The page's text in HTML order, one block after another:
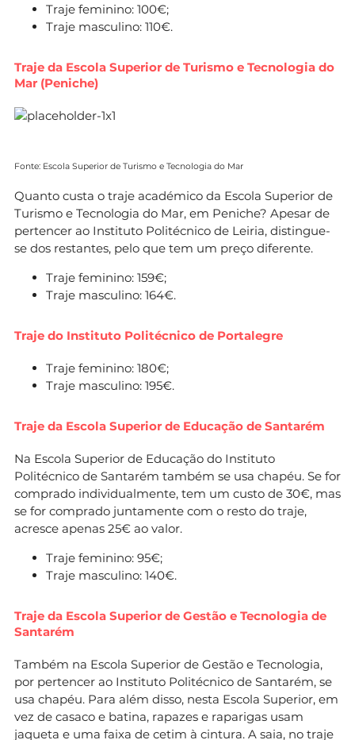
Traje feminino: 100€;
Traje masculino: 110€.
Traje da Escola Superior de Turismo e Tecnologia do
Mar (Peniche)
Fonte: Escola Superior de Turismo e Tecnologia do Mar
Quanto custa o traje académico da Escola Superior de
Turismo e Tecnologia do Mar, em Peniche? Apesar de
pertencer ao Instituto Politécnico de Leiria, distingue-
se dos restantes, pelo que tem um preço diferente.
Traje feminino: 159€;
Traje masculino: 164€.
Traje do Instituto Politécnico de Portalegre
Traje feminino: 180€;
Traje masculino: 195€.
Traje da Escola Superior de Educação de Santarém
Na Escola Superior de Educação do Instituto
Politécnico de Santarém também se usa chapéu. Se for
comprado individualmente, tem um custo de 30€, mas
se for comprado juntamente com o resto do traje,
acresce apenas 25€ ao valor.
Traje feminino: 95€;
Traje masculino: 140€.
Traje da Escola Superior de Gestão e Tecnologia de
Santarém
Também na Escola Superior de Gestão e Tecnologia,
por pertencer ao Instituto Politécnico de Santarém, se
usa chapéu. Para além disso, nesta Escola Superior, em
vez de casaco e batina, rapazes e raparigas usam
jaqueta e uma faixa de cetim à cintura. A saia, no traje